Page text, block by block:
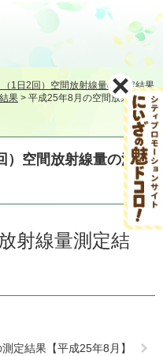
1日2回）空間放射線量の測定結果
果 > 平成25年8月の空間放射線量
）空間放射線量の測
射線量測定結
定結果【平成25年8月】